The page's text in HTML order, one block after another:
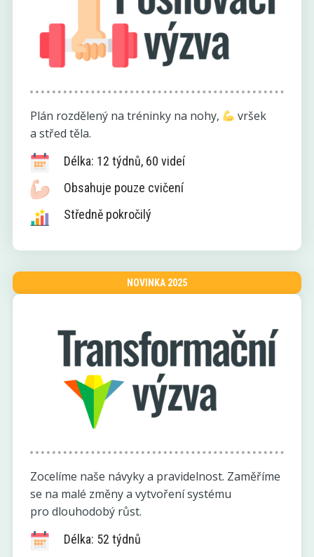
Plán rozdělený na tréninky na nohy,
vršek
a střed těla.
Délka: 12 týdnů, 60 videí
Obsahuje pouze cvičení
Středně pokročilý
NOVINKA 2025
Zocelíme naše návyky a pravidelnost. Zaměříme
se na malé změny a vytvoření systému
pro dlouhodobý růst.
Délka: 52 týdnů